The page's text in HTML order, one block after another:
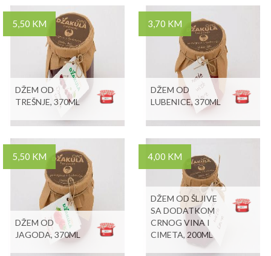
5,50 KM
DŽEM OD
TREŠNJE, 370ML
3,70 KM
DŽEM OD
LUBENICE, 370ML
5,50 KM
DŽEM OD
JAGODA, 370ML
4,00 KM
DŽEM OD ŠLJIVE
SA DODATKOM
CRNOG VINA I
CIMETA, 200ML